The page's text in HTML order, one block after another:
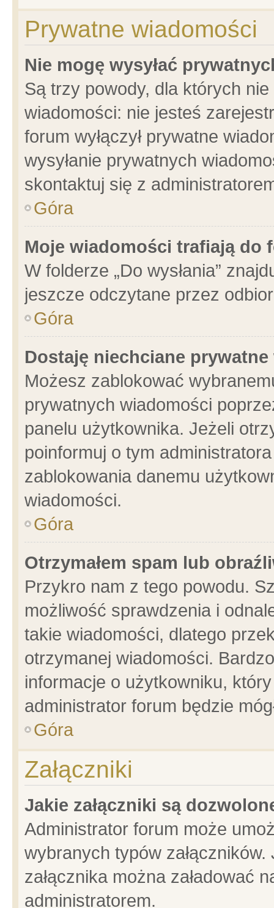
Prywatne wiadomości
Nie mogę wysyłać
Są trzy powody, dla których
wiadomości: nie jesteś
forum wyłączył prywatne
wysyłanie prywatnych
skontaktuj się z
Góra
Moje wiadomości trafiają do
W folderze „Do wysłania”
jeszcze odczytane przez
Góra
Dostaję niechciane
Możesz zablokować
prywatnych wiadomości
panelu użytkownika. Jeżeli
poinformuj o tym
zablokowania danemu
wiadomości.
Góra
Otrzymałem spam lub
Przykro nam z tego powodu.
możliwość sprawdzenia i
takie wiadomości, dlatego
otrzymanej wiadomości.
informacje o użytkowniku,
administrator forum będzie
Góra
Załączniki
Jakie załączniki są
Administrator forum może
wybranych typów
załącznika można załadować
administratorem.